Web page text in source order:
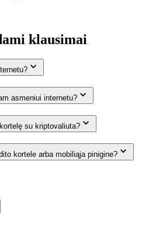
klausimai
asmeniui internetu?
su kriptovaliuta?
kortele arba mobiliąja pinigine?